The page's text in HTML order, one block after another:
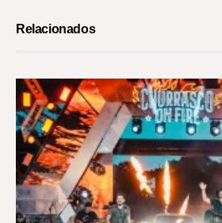
Relacionados